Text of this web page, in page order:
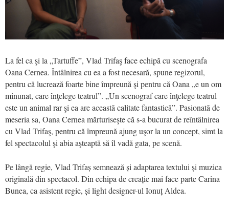
La fel ca şi la „Tartuffe”, Vlad Trifaş face echipă cu scenografa
Oana Cernea. Întâlnirea cu ea a fost necesară, spune regizorul,
pentru că lucrează foarte bine împreună şi pentru că Oana „e un om
minunat, care înţelege teatrul”. „Un scenograf care înţelege teatrul
este un animal rar şi ea are această calitate fantastică”. Pasionată de
meseria sa, Oana Cernea mărturiseşte că s-a bucurat de reîntâlnirea
cu Vlad Trifaş, pentru că împreună ajung uşor la un concept, simt la
fel spectacolul şi abia aşteaptă să îl vadă gata, pe scenă.
Pe lângă regie, Vlad Trifaș semnează și adaptarea textului și muzica
originală din spectacol. Din echipa de creație mai face parte Carina
Bunea, ca asistent regie, și light designer-ul Ionuț Aldea.